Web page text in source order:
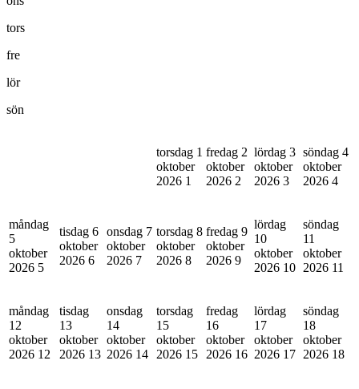
tors
fre
lör
sön
torsdag 1
oktober
2026 1
fredag 2
oktober
2026 2
lördag 3
oktober
2026 3
söndag 4
oktober
2026 4
måndag
5
oktober
2026 5
tisdag 6
oktober
2026 6
onsdag 7
oktober
2026 7
torsdag 8
oktober
2026 8
fredag 9
oktober
2026 9
lördag
10
oktober
2026 10
söndag
11
oktober
2026 11
måndag
12
oktober
2026 12
tisdag
13
oktober
2026 13
onsdag
14
oktober
2026 14
torsdag
15
oktober
2026 15
fredag
16
oktober
2026 16
lördag
17
oktober
2026 17
söndag
18
oktober
2026 18